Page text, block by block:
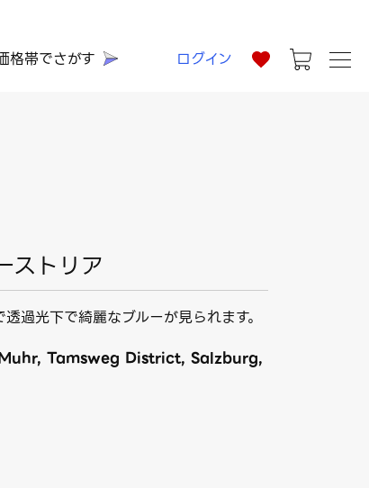
格帯でさがす ログイン
ストリア
過光下で綺麗なブルーが見られます。
Tamsweg District, Salzburg,